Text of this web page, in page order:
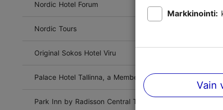
Nordic Hotel Forum
Nordic Tours
Original Sokos Hotel Viru
Palace Hotel Tallinna, a Member of Radisson Individuals
Park Inn by Radisson Central Tallinn
Markkinointi:
Vain